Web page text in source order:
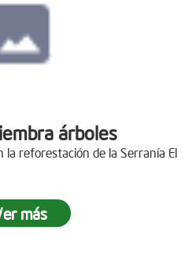
árboles
la reforestación de la Serranía El
más